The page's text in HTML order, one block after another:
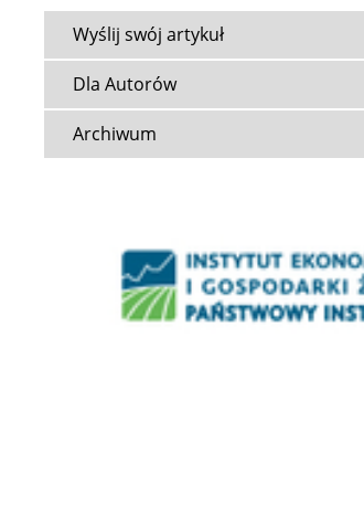
Wyślij swój artykuł
Dla Autorów
Archiwum